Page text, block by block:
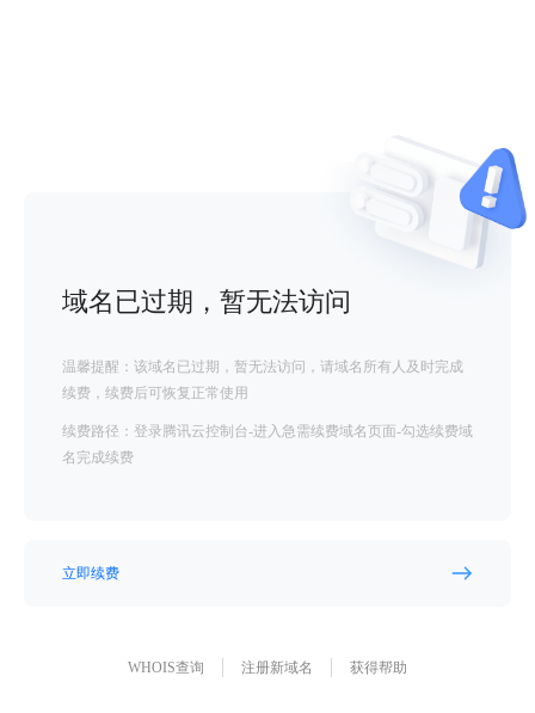
域名已过期，暂无法访问
温馨提醒：该域名已过期，暂无法访问，请域名所有人及时完成
续费，续费后可恢复正常使用
续费路径：登录腾讯云控制台-进入急需续费域名页面-勾选续费域
名完成续费
立即续费
WHOIS查询 注册新域名 获得帮助